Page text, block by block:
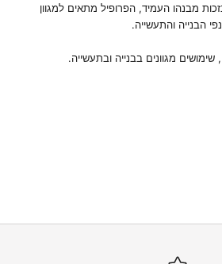
מבנהו העמיד, הפרופיל מתאים למגוון
הבנייה והתעשייה.
שימושים מגוונים בבנייה ובתעשייה.